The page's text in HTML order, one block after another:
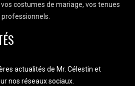
costumes de mariage, vos tenues
professionnels.
actualités de Mr. Célestin et
nos réseaux sociaux.